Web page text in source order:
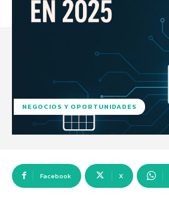
NEGOCIOS Y OPORTUNIDADES
Facebook X